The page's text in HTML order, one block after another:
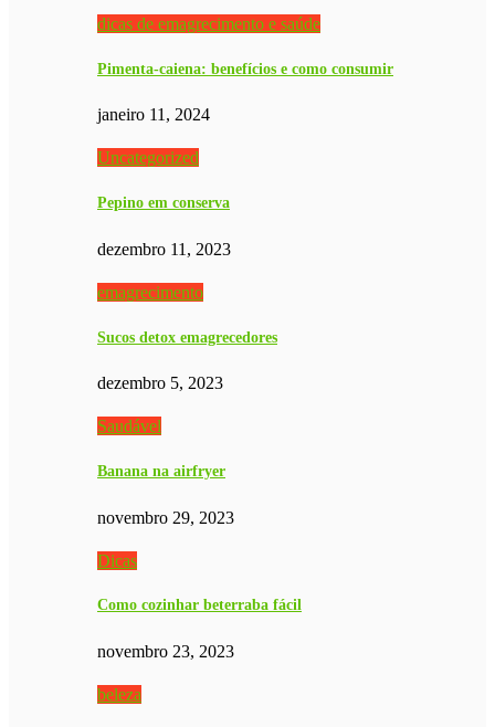
dicas de emagrecimento e saúde
Pimenta-caiena: benefícios e como consumir
janeiro 11, 2024
Uncategorized
Pepino em conserva
dezembro 11, 2023
emagrecimento
Sucos detox emagrecedores
dezembro 5, 2023
Saudável
Banana na airfryer
novembro 29, 2023
Dicas
Como cozinhar beterraba fácil
novembro 23, 2023
beleza